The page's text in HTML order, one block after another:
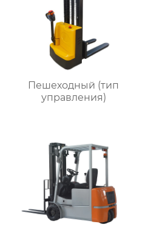
Пешеходный (тип
управления)